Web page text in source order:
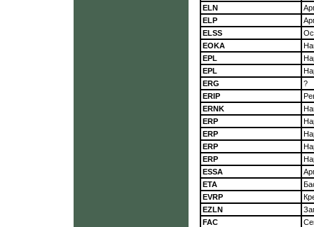
ELN
ELP
ELSS
EOKA
EPL
EPL
ERG
?
ERIP
ERNK
ERP
ERP
ERP
ERP
ESSA
ЕТА
EVRP
EZLN
FAC